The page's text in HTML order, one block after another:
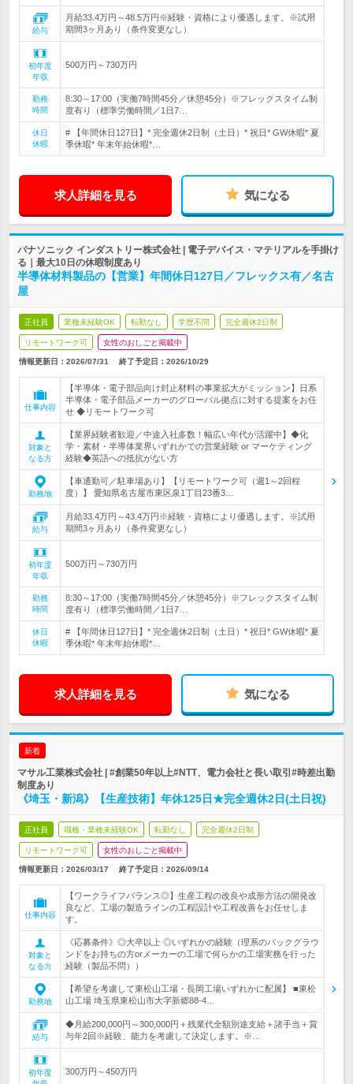
給与
月給33.4万円～48.5万円※経験・資格により優遇します。※試用
期間3ヶ月あり（条件変更なし）
初年度
年収
500万円～730万円
勤務
時間
8:30～17:00（実働7時間45分／休憩45分）※フレックスタイム制
度有り（標準労働時間／1日7…
休日
休暇
# 【年間休日127日】* 完全週休2日制（土日）* 祝日* GW休暇* 夏
季休暇* 年末年始休暇*…
求人詳細を見る 気になる
パナソニック インダストリー株式会社 | 電子デバイス・マテリアルを手掛け
る｜最大10日の休暇制度あり
半導体材料製品の【営業】年間休日127日／フレックス有／名古
屋
正社員 業種未経験OK 転勤なし 学歴不問 完全週休2日制
リモートワーク可 女性のおしごと掲載中
情報更新日：2026/07/31 終了予定日： 2026/10/29
仕事内容
【半導体・電子部品向け封止材料の事業拡大がミッション】日系
半導体・電子部品メーカーのグローバル拠点に対する提案をお任
せ ◆リモートワーク可
対象と
なる方
【業界経験者歓迎／中途入社多数！幅広い年代が活躍中】◆化
学・素材・半導体業界いずれかでの営業経験 or マーケティング
経験◆英語への抵抗がない方
勤務地
【車通勤可／駐車場あり】【リモートワーク可（週1～2回程
度）】 愛知県名古屋市東区泉1丁目23番3…
給与
月給33.4万円～43.4万円※経験・資格により優遇します。※試用
期間3ヶ月あり（条件変更なし）
初年度
年収
500万円～730万円
勤務
時間
8:30～17:00（実働7時間45分／休憩45分）※フレックスタイム制
度有り（標準労働時間／1日7…
休日
休暇
# 【年間休日127日】* 完全週休2日制（土日）* 祝日* GW休暇* 夏
季休暇* 年末年始休暇*…
求人詳細を見る 気になる
新着
マサル工業株式会社 | #創業50年以上#NTT、電力会社と長い取引#時差出勤
制度あり
《埼玉・新潟》【生産技術】年休125日★完全週休2日(土日祝)
正社員 職種・業種未経験OK 転勤なし 完全週休2日制
リモートワーク可 女性のおしごと掲載中
情報更新日：2026/03/17 終了予定日： 2026/09/14
仕事内容
【ワークライフバランス◎】生産工程の改良や成形方法の開発改
良など、工場の製造ラインの工程設計や工程改善をお任せしま
す。
対象と
なる方
《応募条件》◎大卒以上 ◎いずれかの経験（理系のバックグラウ
ンドをお持ちの方orメーカーの工場で何らかの工場実務を行った
経験（製品不問））
勤務地
【希望を考慮して東松山工場・長岡工場いずれかに配属】 ■東松
山工場 埼玉県東松山市大字新郷88-4…
給与
◆月給200,000円～300,000円＋残業代全額別途支給＋諸手当＋賞
与年2回※経験、能力を考慮して決定します。※…
初年度
300万円～450万円